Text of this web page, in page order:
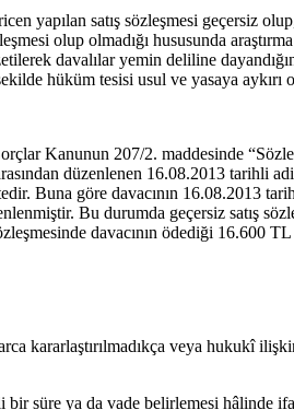
yapılan satış sözleşmesi geçersiz
olup olmadığı hususunda
davalılar yemin deliline
hüküm tesisi usul ve yasaya aykırı
Kanunun 207/2. maddesinde
düzenlenen 16.08.2013 tarihli
Buna göre davacının 16.08.2013
Bu durumda geçersiz satış
davacının ödediği 16.600
kararlaştırılmadıkça veya hukukî
süre ya da vade belirlemesi hâlinde